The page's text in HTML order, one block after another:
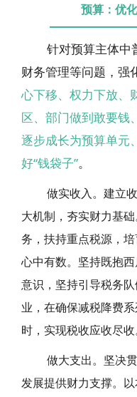
预算：优
针对预算主体中
财务管理等问题，强
心下移、权力下放、
区、部门做到敢要钱
逐步成长为预算单元
好“钱袋子”。
做实收入。建立
大机制，夯实财力基
务，扶持重点税源，
心中有数。坚持既抱
意识，坚持引导税务
业，在确保减税降费
时，实现税收应收尽收
做大支出。坚决
发展提供财力支撑。